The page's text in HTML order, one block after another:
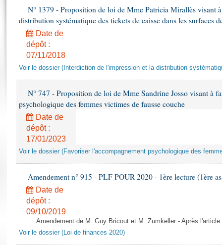
Propositions de loi
Amendements
Textes adoptés
Rapports sur l'application des lois
Dossiers législatifs
Budget et sécurité sociale
Questions écrites et orales
Comptes rendus des débats
Histoire
Juniors
Anciennes législatures
Liens vers les sites publics
Photos libres de droit
N° 1379 - Proposition de loi de Mme Patricia Mirallès visant
distribution systématique des tickets de caisse dans les surfaces
Date de
dépôt :
07/11/2018
Voir le dossier (Interdiction de l'impression et la distribution
N° 747 - Proposition de loi de Mme Sandrine Josso visant à
psychologique des femmes victimes de fausse couche
Date de
dépôt :
17/01/2023
Voir le dossier (Favoriser l'accompagnement psychologique des
Amendement n° 915 - PLF POUR 2020 - 1ère lecture (1ère
Date de
dépôt :
09/10/2019
Amendement de M. Guy Bricout et M. Zumkeller - Après
Voir le dossier (Loi de finances 2020)